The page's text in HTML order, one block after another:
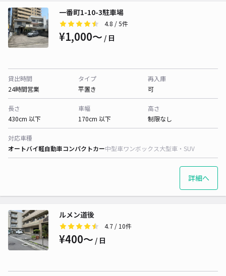
一番町1-10-3駐車場
4.8 / 5件
¥1,000〜 / 日
貸出時間
24時間営業
タイプ
平置き
再入庫
可
長さ
430cm 以下
車幅
170cm 以下
高さ
制限なし
対応車種
オートバイ軽自動車コンパクトカー中型車ワンボックス大型車・SUV
詳細へ
ルメン道後
4.7 / 10件
¥400〜 / 日